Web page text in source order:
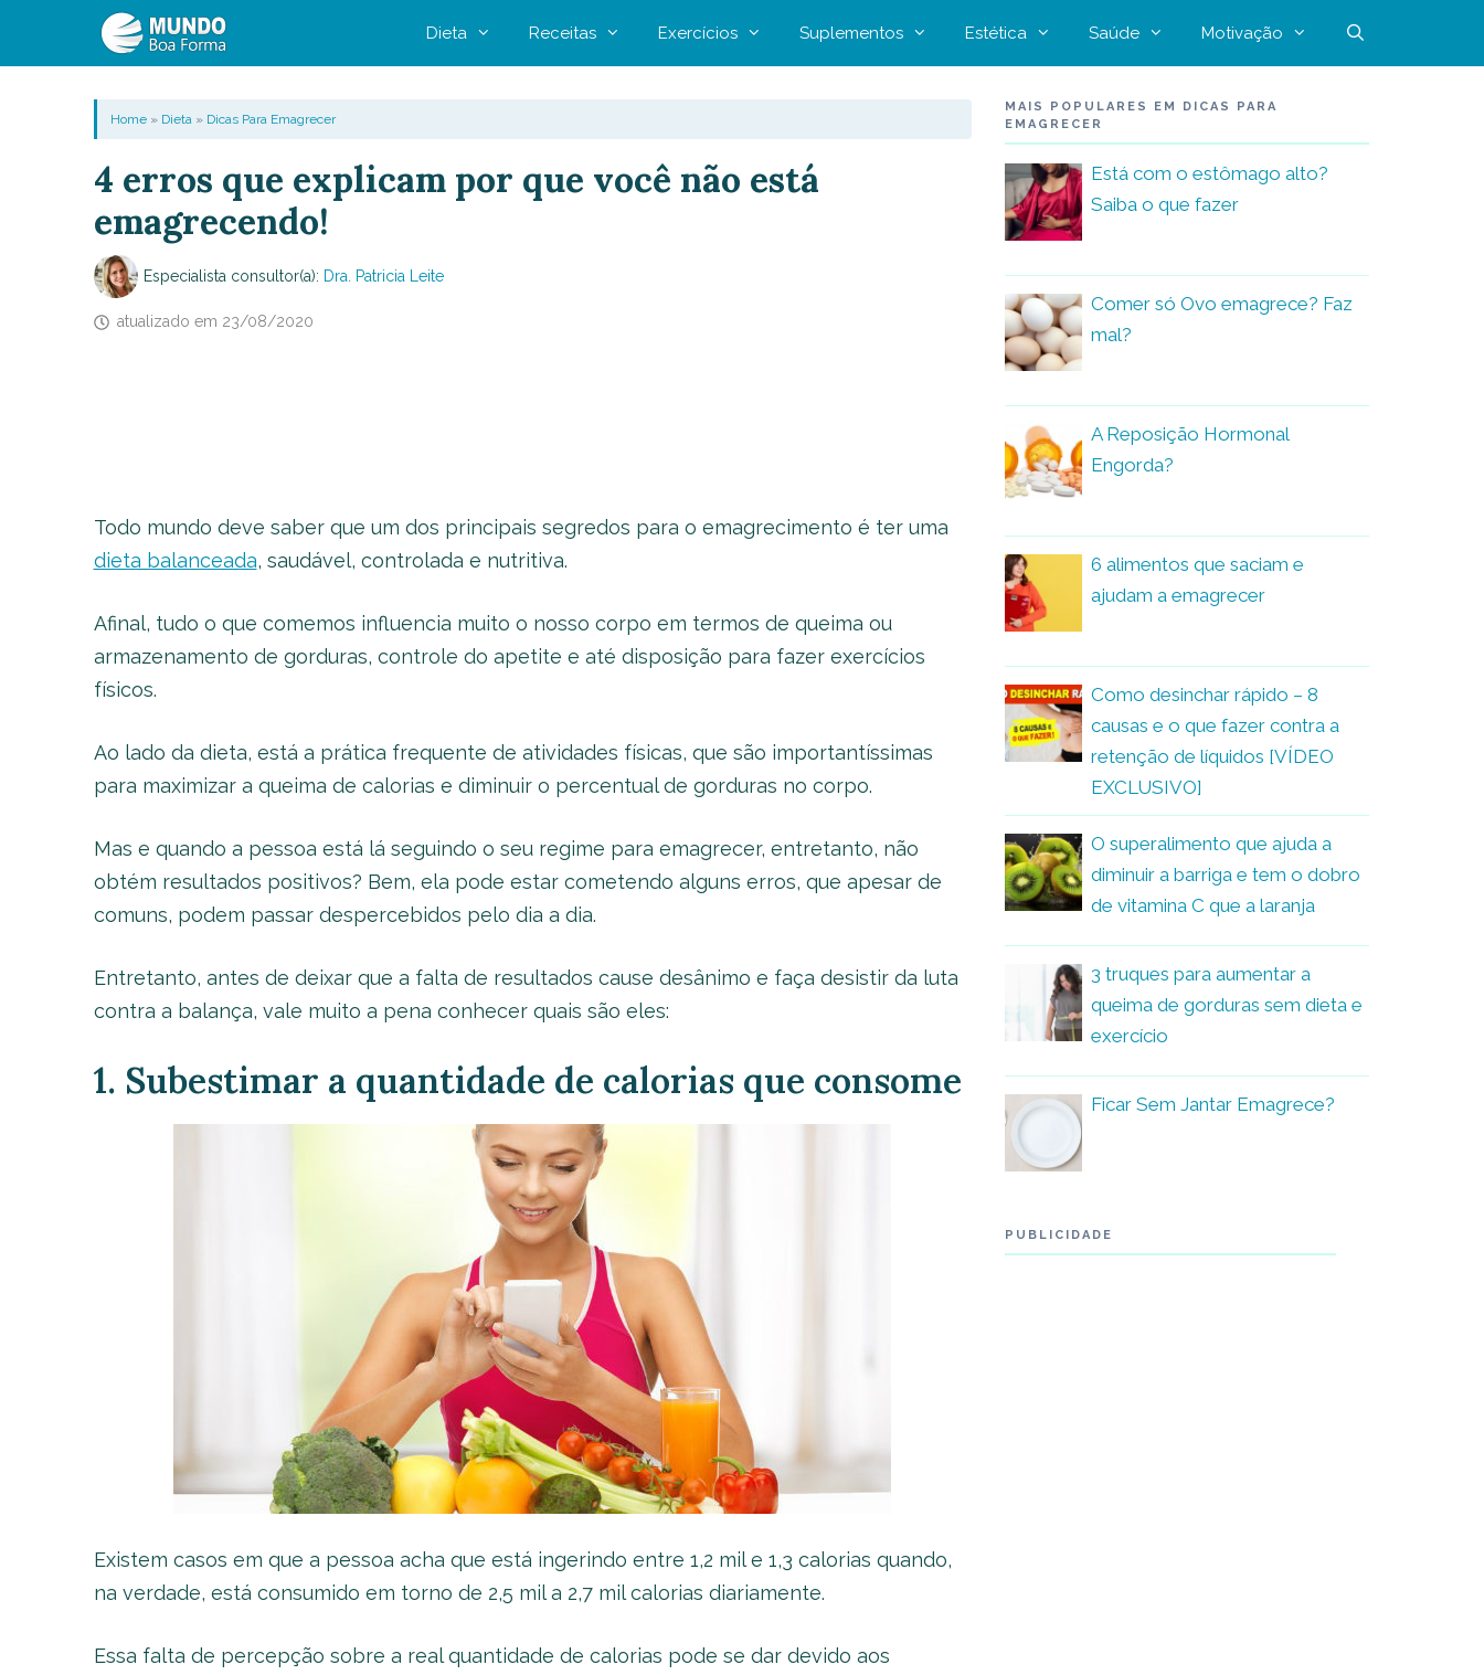
Dieta Receitas Exercícios Suplementos Estética Saúde Motivação
Home» Dieta» Dicas Para Emagrecer
4 erros que explicam por que você não está
emagrecendo!
Especialista consultor(a): Dra. Patricia Leite
atualizado em 23/08/2020
Todo mundo deve saber que um dos principais segredos para o emagrecimento é ter uma
dieta balanceada, saudável, controlada e nutritiva.
Afinal, tudo o que comemos influencia muito o nosso corpo em termos de queima ou
armazenamento de gorduras, controle do apetite e até disposição para fazer exercícios
físicos.
Ao lado da dieta, está a prática frequente de atividades físicas, que são importantíssimas
para maximizar a queima de calorias e diminuir o percentual de gorduras no corpo.
Mas e quando a pessoa está lá seguindo o seu regime para emagrecer, entretanto, não
obtém resultados positivos? Bem, ela pode estar cometendo alguns erros, que apesar de
comuns, podem passar despercebidos pelo dia a dia.
Entretanto, antes de deixar que a falta de resultados cause desânimo e faça desistir da luta
contra a balança, vale muito a pena conhecer quais são eles:
1. Subestimar a quantidade de calorias que consome
Existem casos em que a pessoa acha que está ingerindo entre 1,2 mil e 1,3 calorias quando,
na verdade, está consumido em torno de 2,5 mil a 2,7 mil calorias diariamente.
Essa falta de percepção sobre a real quantidade de calorias pode se dar devido aos
MAIS POPULARES EM DICAS PARA
EMAGRECER
Está com o estômago alto?
Saiba o que fazer
Comer só Ovo emagrece? Faz
mal?
A Reposição Hormonal
Engorda?
6 alimentos que saciam e
ajudam a emagrecer
Como desinchar rápido – 8
causas e o que fazer contra a
retenção de líquidos [VÍDEO
EXCLUSIVO]
O superalimento que ajuda a
diminuir a barriga e tem o dobro
de vitamina C que a laranja
3 truques para aumentar a
queima de gorduras sem dieta e
exercício
Ficar Sem Jantar Emagrece?
PUBLICIDADE